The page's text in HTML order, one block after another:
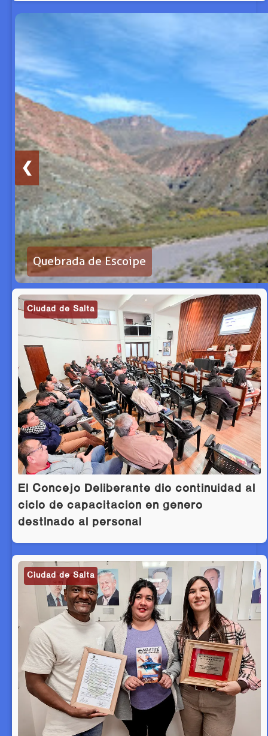
Quebrada de Escoipe
❮
Ciudad de Salta
El Concejo Deliberante dio continuidad al
ciclo de capacitación en género
destinado al personal
Ciudad de Salta